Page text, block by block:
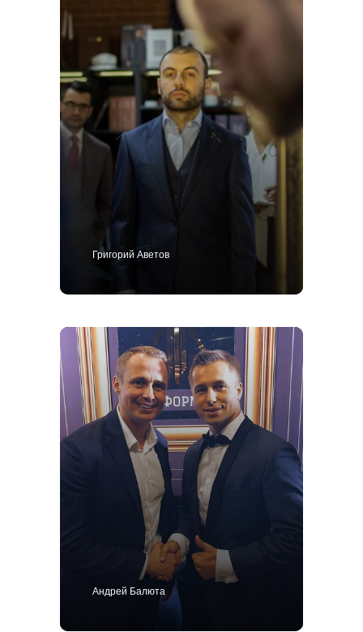
Григорий Аветов
Андрей Балюта
Позвоните мне
Подарочный сертификат
Мужской гардероб
Ткани для пошива одежды
Смокинг
Сорочки
Bespoke
Блог
Пиджак
Брюки
MTM
Контакты
Костюм